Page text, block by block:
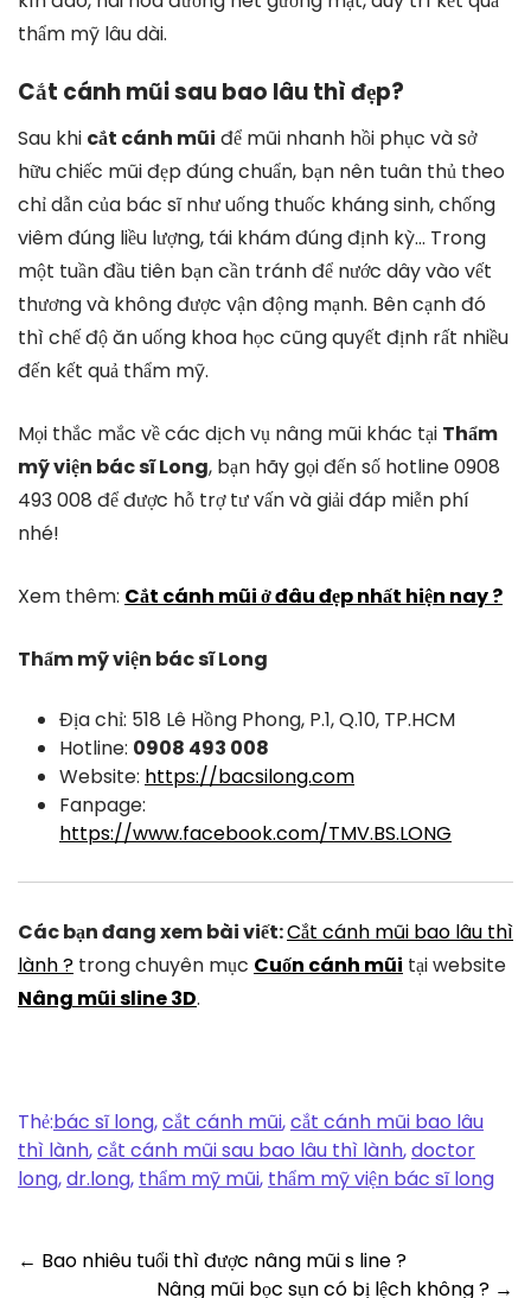
thẩm mỹ lâu dài.
Cắt cánh mũi sau bao lâu thì đẹp?
Sau khi cắt cánh mũi để mũi nhanh hồi phục và sở
hữu chiếc mũi đẹp đúng chuẩn, bạn nên tuân thủ theo
chỉ dẫn của bác sĩ như uống thuốc kháng sinh, chống
viêm đúng liều lượng, tái khám đúng định kỳ… Trong
một tuần đầu tiên bạn cần tránh để nước dây vào vết
thương và không được vận động mạnh. Bên cạnh đó
thì chế độ ăn uống khoa học cũng quyết định rất nhiều
đến kết quả thẩm mỹ.
Mọi thắc mắc về các dịch vụ nâng mũi khác tại Thẩm
mỹ viện bác sĩ Long, bạn hãy gọi đến số hotline 0908
493 008 để được hỗ trợ tư vấn và giải đáp miễn phí
nhé!
Xem thêm: Cắt cánh mũi ở đâu đẹp nhất hiện nay ?
Thẩm mỹ viện bác sĩ Long
Địa chỉ: 518 Lê Hồng Phong, P.1, Q.10, TP.HCM
Hotline: 0908 493 008
Website: https://bacsilong.com
Fanpage:
https://www.facebook.com/TMV.BS.LONG
Các bạn đang xem bài viết:Cắt cánh mũi bao lâu thì
lành ? trong chuyên mục Cuốn cánh mũi tại website
Nâng mũi sline 3D.
Thẻ:bác sĩ long,cắt cánh mũi,cắt cánh mũi bao lâu
thì lành,cắt cánh mũi sau bao lâu thì lành,doctor
long,dr.long, thẩm mỹ mũi, thẩm mỹ viện bác sĩ long
Post
← Bao nhiêu tuổi thì được nâng mũi s line ?
Nâng mũi bọc sụn có bị lệch không ? →